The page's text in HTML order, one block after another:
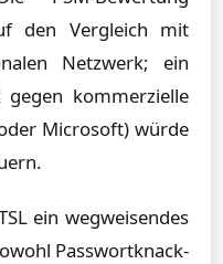
den Vergleich mit
Netzwerk; ein
gegen kommerzielle
Microsoft) würde
ein wegweisendes
Passwortknack-